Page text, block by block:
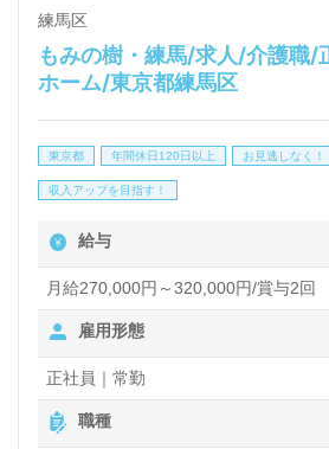
◎誰かのお役に立つ仕事×はたら
『これからのキャリアが楽しみに
看護助手や介護職経験のある方は
様からのあたたかなサポート、自
すい環境面が魅力の事業所様です
合ったOJT/教育研修プログラム、
れしいポイント！『ご利用者様の
んでもらいたい』『資格取得を目
識や技術力を高めたい』『転職で
練馬区
もみの樹・練馬/求人/介護職/
ホーム/東京都練馬区
東京都 年間休日120日以上 お見逃しなく！
収入アップを目指す！
給与
月給270,000円～320,000円/賞与2回
雇用形態
正社員｜常勤
職種